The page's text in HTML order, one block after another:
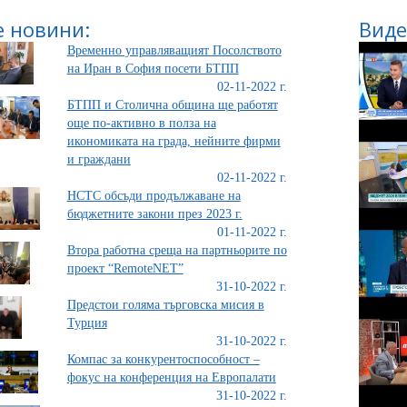
Временно управляващият Посолството
на Иран в София посети БТПП
02-11-2022 г.
БТПП и Столична община ще работят
още по-активно в полза на
икономиката на града, нейните фирми
и граждани
02-11-2022 г.
НСТС обсъди продължаване на
бюджетните закони през 2023 г.
01-11-2022 г.
Втора работна среща на партньорите по
проект “RemoteNET”
31-10-2022 г.
Предстои голяма търговска мисия в
Турция
31-10-2022 г.
Компас за конкурентоспособност –
фокус на конференция на Европалати
31-10-2022 г.